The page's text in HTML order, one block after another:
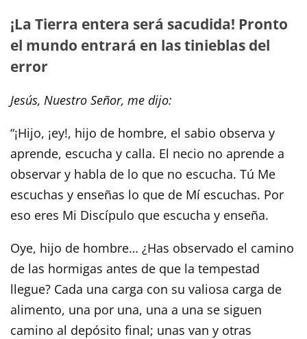
¡La Tierra entera será sacudida! Pronto
el mundo entrará en las tinieblas del
error
Jesús, Nuestro Señor, me dijo:
“¡Hijo, ¡ey!, hijo de hombre, el sabio observa y
aprende, escucha y calla. El necio no aprende a
observar y habla de lo que no escucha. Tú Me
escuchas y enseñas lo que de Mí escuchas. Por
eso eres Mi Discípulo que escucha y enseña.
Oye, hijo de hombre… ¿Has observado el camino
de las hormigas antes de que la tempestad
llegue? Cada una carga con su valiosa carga de
alimento, una por una, una a una se siguen
camino al depósito final; unas van y otras